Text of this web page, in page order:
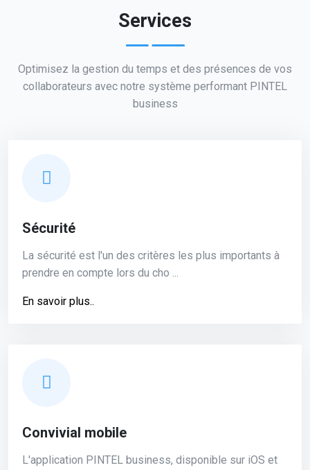
Services
Optimisez la gestion du temps et des présences de vos
collaborateurs avec notre système performant PINTEL
business
Sécurité
La sécurité est l'un des critères les plus importants à
prendre en compte lors du cho ...
En savoir plus..
Convivial mobile
L'application PINTEL business, disponible sur iOS et